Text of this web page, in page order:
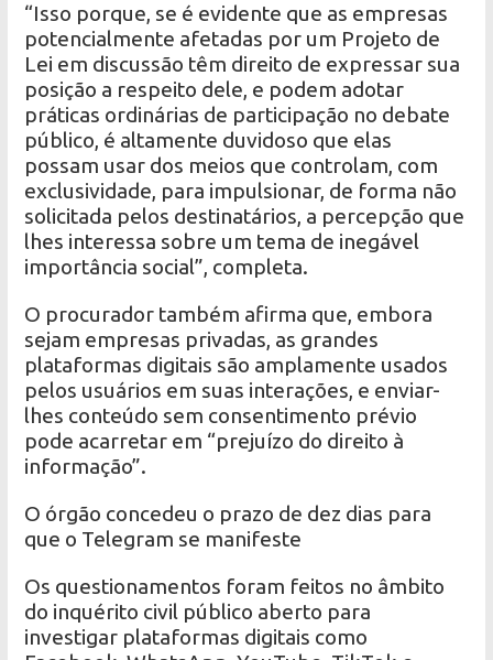
“Isso porque, se é evidente que as empresas
potencialmente afetadas por um Projeto de
Lei em discussão têm direito de expressar sua
posição a respeito dele, e podem adotar
práticas ordinárias de participação no debate
público, é altamente duvidoso que elas
possam usar dos meios que controlam, com
exclusividade, para impulsionar, de forma não
solicitada pelos destinatários, a percepção que
lhes interessa sobre um tema de inegável
importância social”, completa.
O procurador também afirma que, embora
sejam empresas privadas, as grandes
plataformas digitais são amplamente usados
pelos usuários em suas interações, e enviar-
lhes conteúdo sem consentimento prévio
pode acarretar em “prejuízo do direito à
informação”.
O órgão concedeu o prazo de dez dias para
que o Telegram se manifeste
Os questionamentos foram feitos no âmbito
do inquérito civil público aberto para
investigar plataformas digitais como